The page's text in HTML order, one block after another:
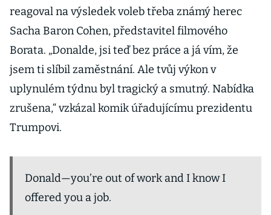
reagoval na výsledek voleb třeba známý herec
Sacha Baron Cohen, představitel filmového
Borata. „Donalde, jsi teď bez práce a já vím, že
jsem ti slíbil zaměstnání. Ale tvůj výkon v
uplynulém týdnu byl tragický a smutný. Nabídka
zrušena,“ vzkázal komik úřadujícímu prezidentu
Trumpovi.
Donald—you’re out of work and I know I
offered you a job.